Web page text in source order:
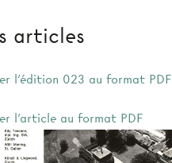
articles
l'édition 023 au format PDF
l'article au format PDF